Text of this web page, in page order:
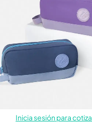
Inicia sesión para